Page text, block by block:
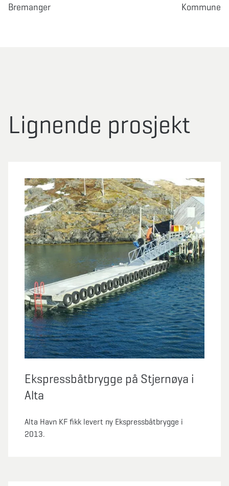
Bremanger
Kommune
Lignende prosjekt
Ekspressbåtbrygge på Stjernøya i
Alta
Alta Havn KF fikk levert ny Ekspressbåtbrygge i
2013.